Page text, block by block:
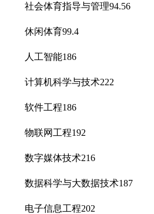
社会体育指导与管理94.56
休闲体育99.4
人工智能186
计算机科学与技术222
软件工程186
物联网工程192
数字媒体技术216
数据科学与大数据技术187
电子信息工程202